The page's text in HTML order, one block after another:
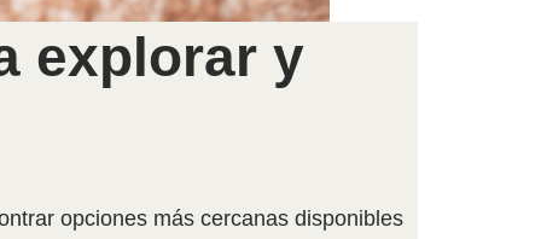
explorar y
opciones más cercanas disponibles